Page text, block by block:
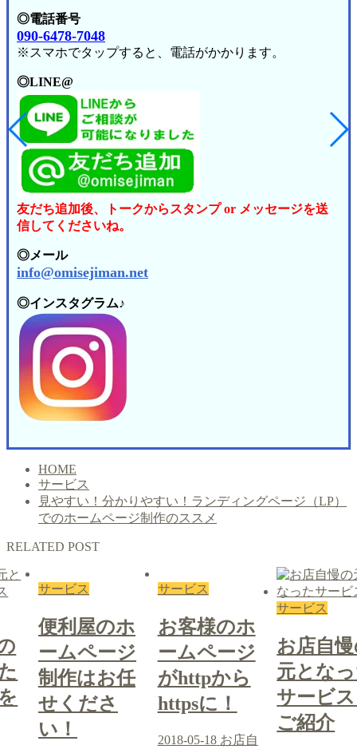
◎電話番号
090-6478-7048
※スマホでタップすると、電話がかかります。
◎LINE@
友だち追加後、トークからスタンプ or メッセージを送
信してくださいね。
◎メール
info@omisejiman.net
◎インスタグラム♪
HOME
サービス
見やすい！分かりやすい！ランディングページ（LP）
でのホームページ制作のススメ
RELATED POST
サービス
便利屋のホ
ームページ
制作はお任
せくださ
い！
サービス
お客様のホ
ームページ
がhttpから
httpsに！
2018-05-18 お店自
サービス
お店自
元とな
サービ
ご紹介